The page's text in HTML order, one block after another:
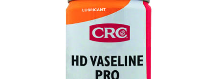
Motor/Styring